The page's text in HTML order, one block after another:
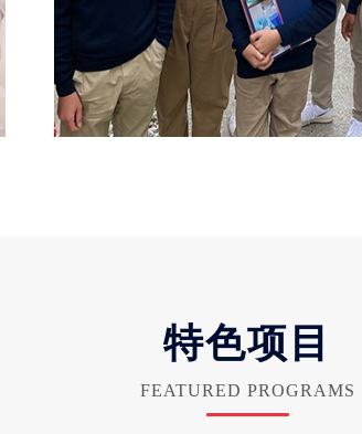
特色项目
FEATURED PROGRAMS